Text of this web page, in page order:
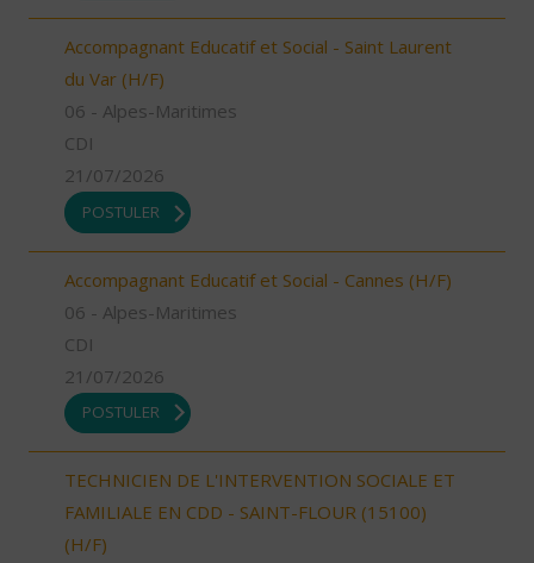
Accompagnant Educatif et Social - Saint Laurent
du Var (H/F)
06 - Alpes-Maritimes
CDI
21/07/2026
POSTULER
Accompagnant Educatif et Social - Cannes (H/F)
06 - Alpes-Maritimes
CDI
21/07/2026
POSTULER
TECHNICIEN DE L'INTERVENTION SOCIALE ET
FAMILIALE EN CDD - SAINT-FLOUR (15100)
(H/F)